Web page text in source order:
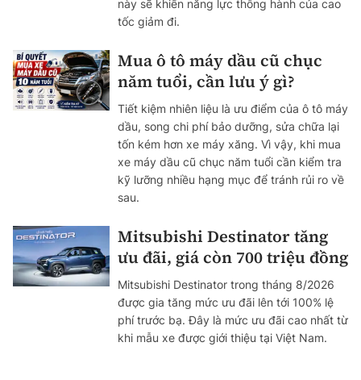
này sẽ khiến năng lực thông hành của cao
tốc giảm đi.
Mua ô tô máy dầu cũ chục
năm tuổi, cần lưu ý gì?
Tiết kiệm nhiên liệu là ưu điểm của ô tô máy
dầu, song chi phí bảo dưỡng, sửa chữa lại
tốn kém hơn xe máy xăng. Vì vậy, khi mua
xe máy dầu cũ chục năm tuổi cần kiểm tra
kỹ lưỡng nhiều hạng mục để tránh rủi ro về
sau.
Mitsubishi Destinator tăng
ưu đãi, giá còn 700 triệu đồng
Mitsubishi Destinator trong tháng 8/2026
được gia tăng mức ưu đãi lên tới 100% lệ
phí trước bạ. Đây là mức ưu đãi cao nhất từ
khi mẫu xe được giới thiệu tại Việt Nam.